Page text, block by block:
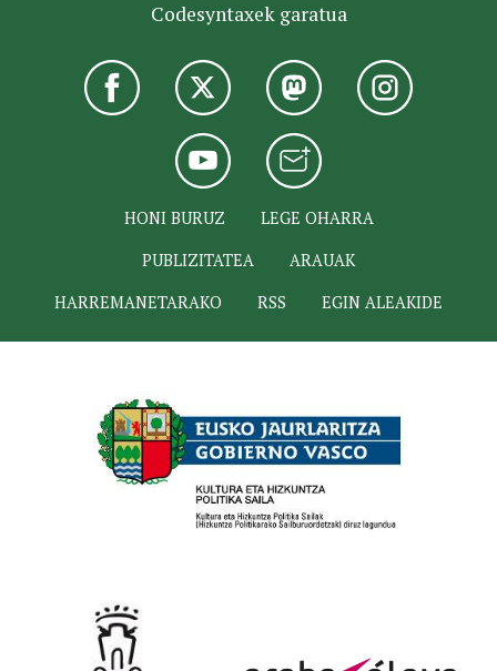
Codesyntaxek garatua
HONI BURUZ
LEGE OHARRA
PUBLIZITATEA
ARAUAK
HARREMANETARAKO
RSS EGIN ALEAKIDE